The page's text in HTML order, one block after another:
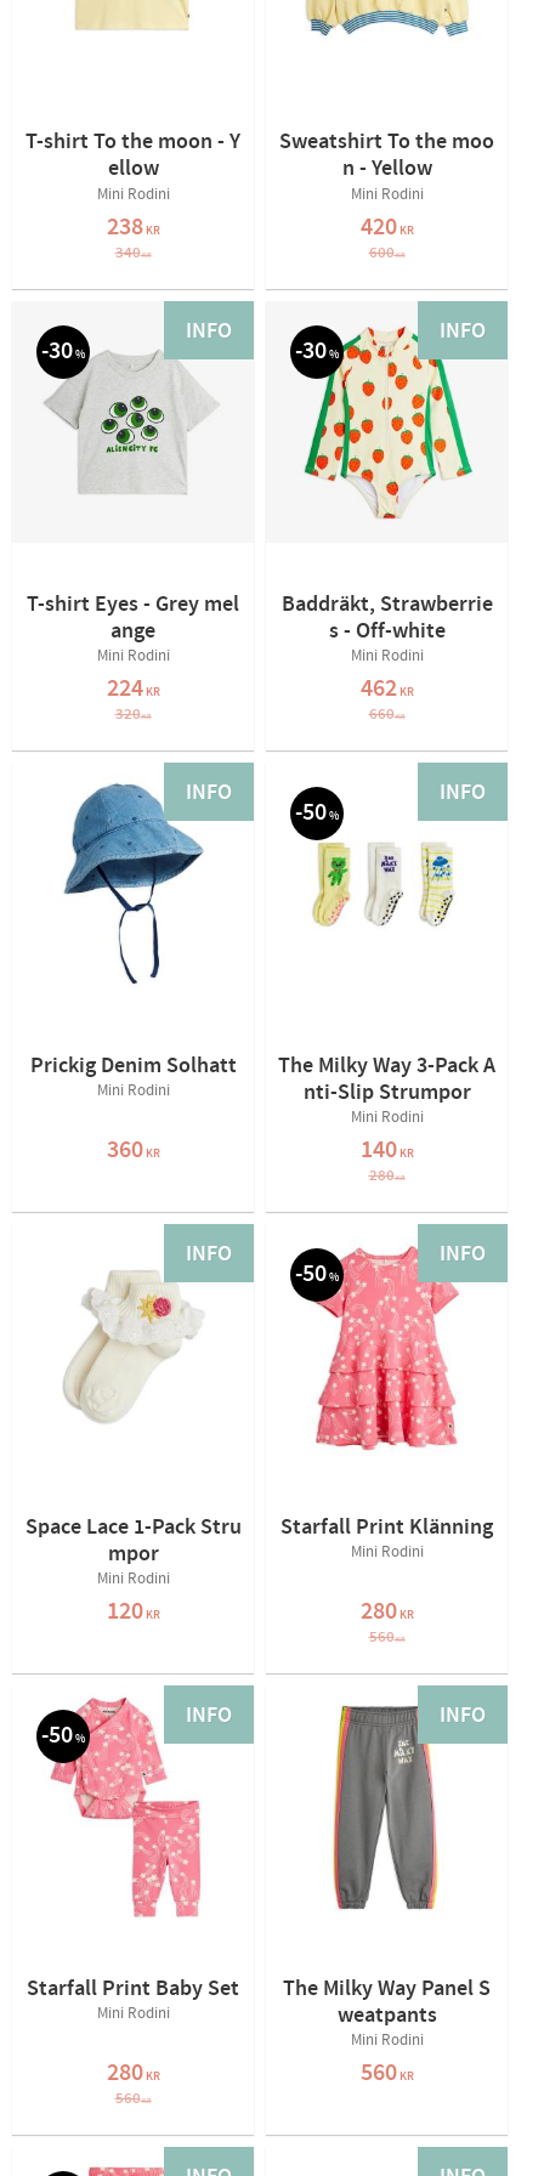
T-shirt To the moon - Y
ellow
Mini Rodini
238KR
340KR
Sweatshirt To the moo
n - Yellow
Mini Rodini
420KR
600KR
T-shirt Eyes - Grey mel
ange
Mini Rodini
224KR
320KR
30%
INFO
Baddräkt, Strawberrie
s - Off-white
Mini Rodini
462KR
660KR
30%
INFO
Prickig Denim Solhatt
Mini Rodini
360KR
INFO
The Milky Way 3-Pack A
nti-Slip Strumpor
Mini Rodini
140KR
280KR
50%
INFO
Space Lace 1-Pack Stru
mpor
Mini Rodini
120KR
INFO
Starfall Print Klänning
Mini Rodini
280KR
560KR
50%
INFO
Starfall Print Baby Set
Mini Rodini
280KR
560KR
50%
INFO
The Milky Way Panel S
weatpants
Mini Rodini
560KR
INFO